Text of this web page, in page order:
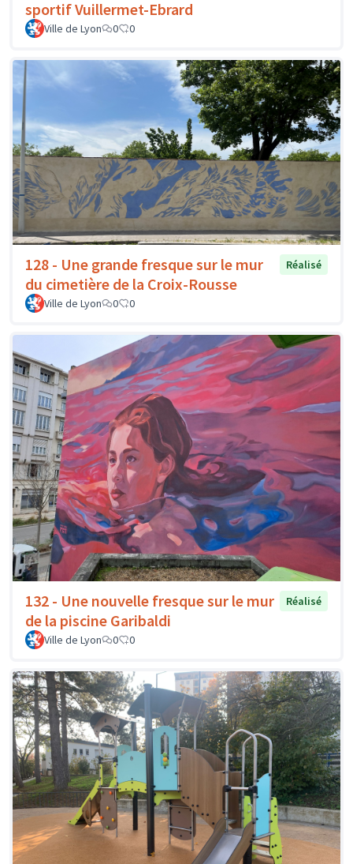
sportif Vuillermet-Ebrard
Ville de Lyon 0 0
128 - Une grande fresque sur le mur
du cimetière de la Croix-Rousse
Réalisé
Ville de Lyon 0 0
132 - Une nouvelle fresque sur le mur
de la piscine Garibaldi
Réalisé
Ville de Lyon 0 0